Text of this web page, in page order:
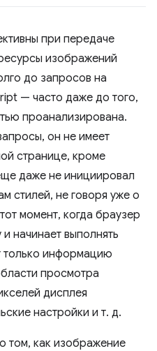
при передаче
изображений
до запросов на
— часто даже до того,
проанализирована.
он не имеет
странице, кроме
даже не инициировал
стилей, не говоря уже о
момент, когда браузер
начинает выполнять
только информацию
просмотра
дисплея
настройки и т. д.
том, как изображение